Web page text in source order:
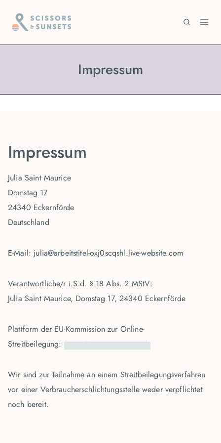
Inhalt
Impressum
Impressum
Julia Saint Maurice
Domstag 17
24340 Eckernförde
Deutschland
E-Mail: julia@arbeitstitel-oxj0scqshl.live-website.com
Verantwortliche/r i.S.d. § 18 Abs. 2 MStV:
Julia Saint Maurice, Domstag 17, 24340 Eckernförde
Plattform der EU-Kommission zur Online-
Streitbeilegung: https://ec.europa.eu/odr
Wir sind zur Teilnahme an einem Streitbeilegungsverfahren
vor einer Verbraucherschlichtungsstelle weder verpflichtet
noch bereit.